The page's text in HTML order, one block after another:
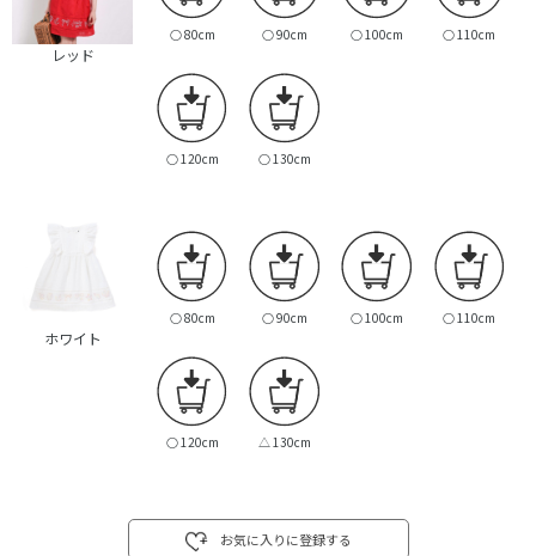
レッド
○80cm ○90cm ○100cm ○110cm
○120cm ○130cm
ホワイト
○80cm ○90cm ○100cm ○110cm
○120cm △ 130cm
お気に入りに登録する